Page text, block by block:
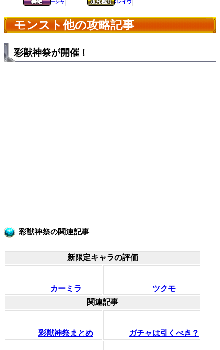
アビニベーシャ
轟絶 ダーインスレイヴ
超究極封
モンスト他の攻略記事
彩獣神祭が開催！
彩獣神祭の関連記事
新限定キャラの評価
カーミラ
ツクモ
関連記事
彩獣神祭まとめ ガチャは引くべき？